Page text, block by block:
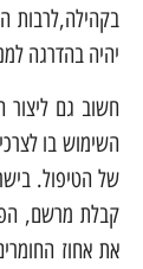
בקהילה,לרבות
יהיה בהדרגה
חשוב גם ליצור
השימוש בו
של הטיפול.
קבלת מרשם,
את אחוז